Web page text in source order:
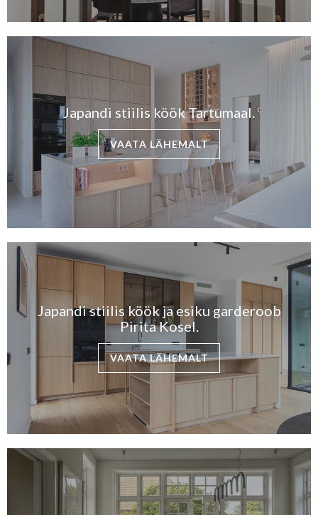
Japandi stiilis köök Tartumaal.
VAATA LÄHEMALT
Japandi stiilis köök ja esiku garderoob
Pirita Kosel.
VAATA LÄHEMALT